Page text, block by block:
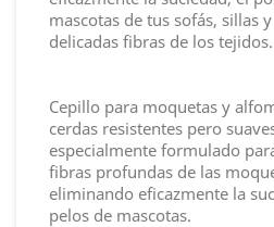
mascotas de tus sofás, sillas
delicadas fibras de los tejidos.
Cepillo para moquetas y
cerdas resistentes pero
especialmente formulado
fibras profundas de las
eliminando eficazmente la
pelos de mascotas.